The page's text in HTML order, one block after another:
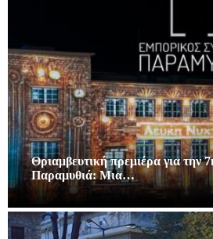
Θριαμβευτική πρεμιέρα για την
Παραμυθιά: Μια…